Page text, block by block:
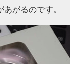
がるのです。